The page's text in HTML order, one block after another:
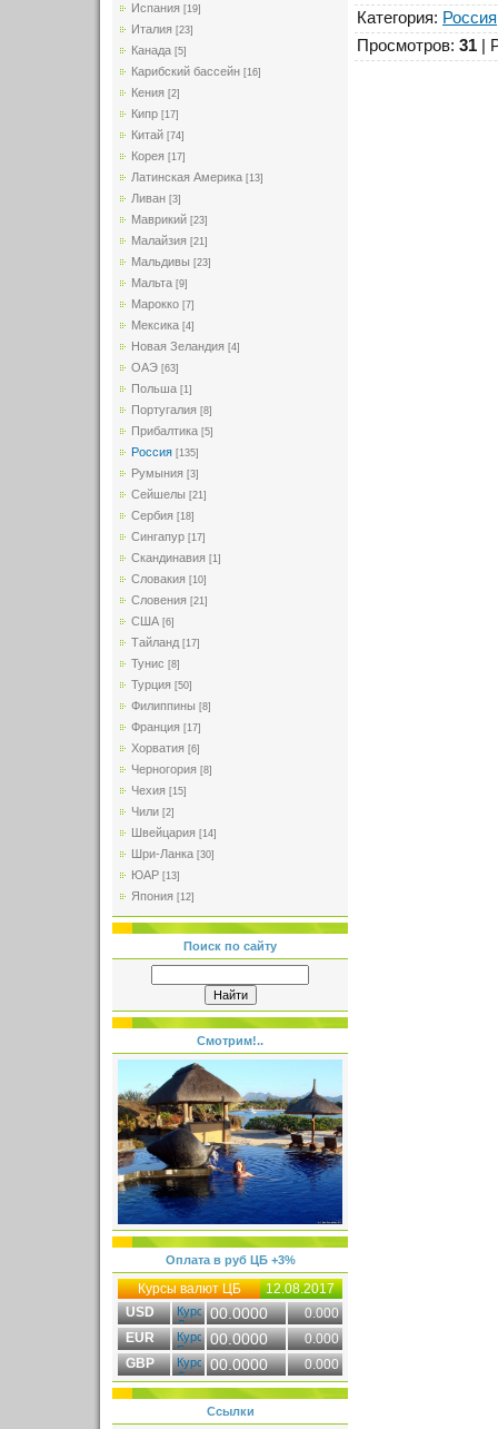
Испания [19]
Италия [23]
Канада [5]
Карибский бассейн [16]
Кения [2]
Кипр [17]
Китай [74]
Корея [17]
Латинская Америка [13]
Ливан [3]
Маврикий [23]
Малайзия [21]
Мальдивы [23]
Мальта [9]
Марокко [7]
Мексика [4]
Новая Зеландия [4]
ОАЭ [63]
Польша [1]
Португалия [8]
Прибалтика [5]
Россия [135]
Румыния [3]
Сейшелы [21]
Сербия [18]
Сингапур [17]
Скандинавия [1]
Словакия [10]
Словения [21]
США [6]
Тайланд [17]
Тунис [8]
Турция [50]
Филиппины [8]
Франция [17]
Хорватия [6]
Черногория [8]
Чехия [15]
Чили [2]
Швейцария [14]
Шри-Ланка [30]
ЮАР [13]
Япония [12]
Поиск по сайту
Смотрим!..
Оплата в руб ЦБ +3%
Курсы валют ЦБ
12.08.2017
USD
00.0000
0.000
EUR
00.0000
0.000
GBP
00.0000 0.000
Ссылки
Категория: Россия
Просмотров: 31